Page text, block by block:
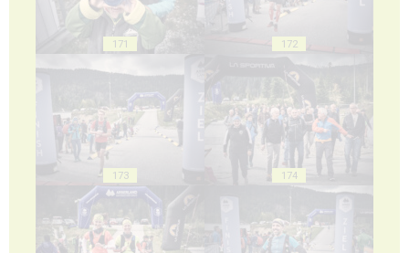
171 172
173 174